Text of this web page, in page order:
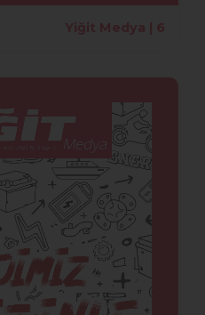
Yiğit Medya | 6